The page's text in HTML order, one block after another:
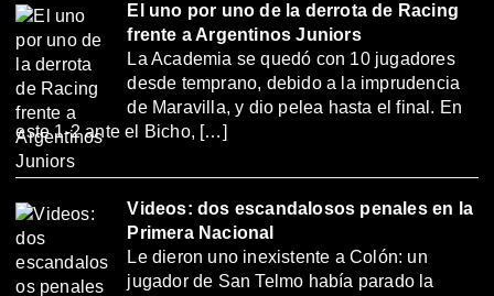
El uno por uno de la derrota de Racing
frente a Argentinos Juniors
La Academia se quedó con 10 jugadores
desde temprano, debido a la imprudencia
de Maravilla, y dio pelea hasta el final. En
este 1-2 ante el Bicho, […]
Videos: dos escandalosos penales en la
Primera Nacional
Le dieron uno inexistente a Colón: un
jugador de San Telmo había parado la